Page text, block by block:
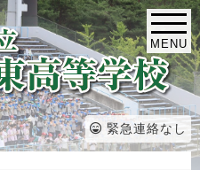
MENU
緊急連絡なし